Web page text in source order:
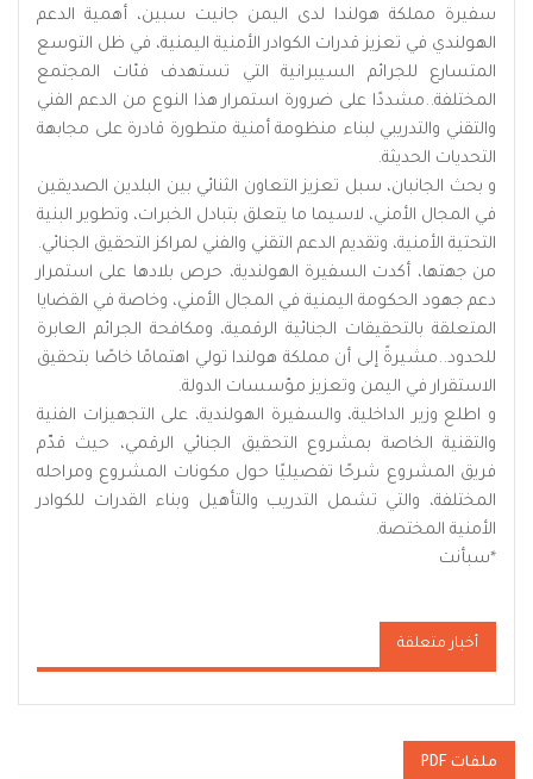
سفيرة مملكة هولندا لدى اليمن جانيت سبين، أهمية الدعم
الهولندي في تعزيز قدرات الكوادر الأمنية اليمنية، في ظل التوسع
المتسارع للجرائم السيبرانية التي تستهدف فئات المجتمع
المختلفة..مشددًا على ضرورة استمرار هذا النوع من الدعم الفني
والتقني والتدريبي لبناء منظومة أمنية متطورة قادرة على مجابهة
التحديات الحديثة.
و بحث الجانبان، سبل تعزيز التعاون الثنائي بين البلدين الصديقين
في المجال الأمني، لاسيما ما يتعلق بتبادل الخبرات، وتطوير البنية
التحتية الأمنية، وتقديم الدعم التقني والفني لمراكز التحقيق الجنائي.
من جهتها، أكدت السفيرة الهولندية، حرص بلادها على استمرار
دعم جهود الحكومة اليمنية في المجال الأمني، وخاصة في القضايا
المتعلقة بالتحقيقات الجنائية الرقمية، ومكافحة الجرائم العابرة
للحدود..مشيرةً إلى أن مملكة هولندا تولي اهتمامًا خاصًا بتحقيق
الاستقرار في اليمن وتعزيز مؤسسات الدولة.
و اطلع وزير الداخلية، والسفيرة الهولندية، على التجهيزات الفنية
والتقنية الخاصة بمشروع التحقيق الجنائي الرقمي، حيث قدّم
فريق المشروع شرحًا تفصيليًا حول مكونات المشروع ومراحله
المختلفة، والتي تشمل التدريب والتأهيل وبناء القدرات للكوادر
الأمنية المختصة.
*سبأنت
أخبار متعلقة
ملفات PDF